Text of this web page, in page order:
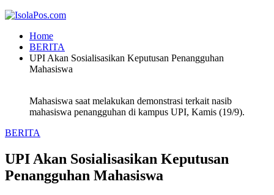
Home
BERITA
UPI Akan Sosialisasikan Keputusan Penangguhan
Mahasiswa
Mahasiswa saat melakukan demonstrasi terkait nasib
mahasiswa penangguhan di kampus UPI, Kamis (19/9).
BERITA
UPI Akan Sosialisasikan Keputusan
Penangguhan Mahasiswa